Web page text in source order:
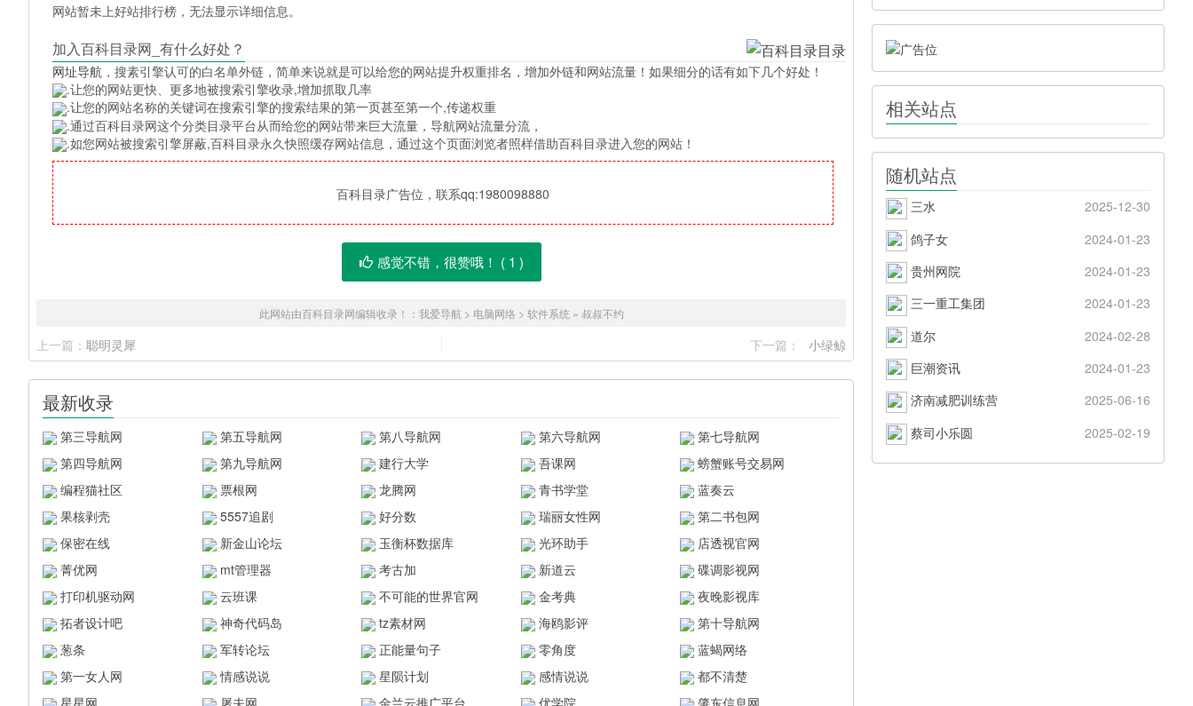
网站暂未上好站排行榜，无法显示详细信息。
加入百科目录网_有什么好处？
网址导航 ，搜素引擎认可的白名单外链，简单来说就是可以给您的网站提升权重排名，增加外链和网站流量！如果细分的话有如下几个好处！
.让您的网站更快、更多地被搜索引擎收录,增加抓取几率
.让您的网站名称的关键词在搜索引擎的搜索结果的第一页甚至第一个,传递权重
.通过百科目录网这个分类目录平台从而给您的网站带来巨大流量，导航网站流量分流，
.如您网站被搜索引擎屏蔽,百科目录永久快照缓存网站信息，通过这个页面浏览者照样借助百科目录进入您的网站！
百科目录广告位，联系qq:1980098880
感觉不错，很赞哦！ ( 1 )
此网站由百科目录网编辑收录！： 我爱导航 > 电脑网络 > 软件系统 » 叔叔不约
上一篇： 聪明灵犀 下一篇： 小绿鲸
最新收录
第三导航网 第五导航网 第八导航网 第六导航网
第七导航网
第四导航网
第九导航网 建行大学 吾课网
螃蟹账号交易网
编程猫社区
票根网 龙腾网 青书学堂
蓝奏云
果核剥壳
5557追剧 好分数 瑞丽女性网
第二书包网
保密在线
新金山论坛 玉衡杯数据库 光环助手
店透视官网
菁优网
mt管理器 考古加 新道云
碟调影视网
打印机驱动网
云班课 不可能的世界官网 金考典
夜晚影视库
拓者设计吧
神奇代码岛 tz素材网 海鸥影评
第十导航网
葱条
军转论坛 正能量句子 零角度
蓝蝎网络
第一女人网
情感说说 星陨计划 感情说说
都不清楚
相关站点
随机站点
三水
2025-12-30
鸽子女
2024-01-23
贵州网院
2024-01-23
三一重工集团
2024-01-23
道尔
2024-02-28
巨潮资讯
2024-01-23
济南减肥训练营
2025-06-16
蔡司小乐圆
2025-02-19